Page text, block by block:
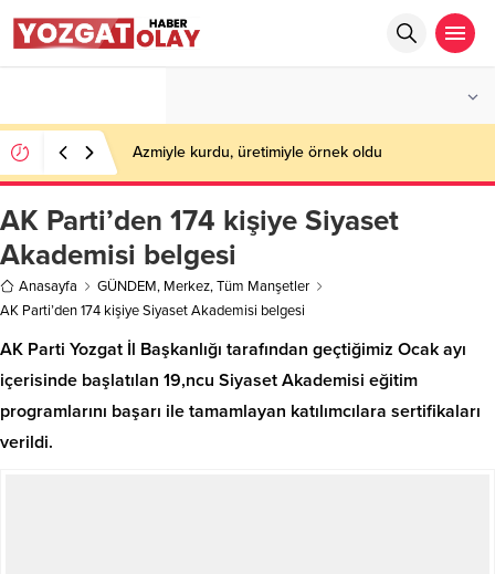
Azmiyle kurdu, üretimiyle örnek oldu
AK Parti’den 174 kişiye Siyaset
Akademisi belgesi
Anasayfa GÜNDEM, Merkez,Tüm Manşetler
AK Parti’den 174 kişiye Siyaset Akademisi belgesi
AK Parti Yozgat İl Başkanlığı tarafından geçtiğimiz Ocak ayı
içerisinde başlatılan 19,ncu Siyaset Akademisi eğitim
programlarını başarı ile tamamlayan katılımcılara sertifikaları
verildi.